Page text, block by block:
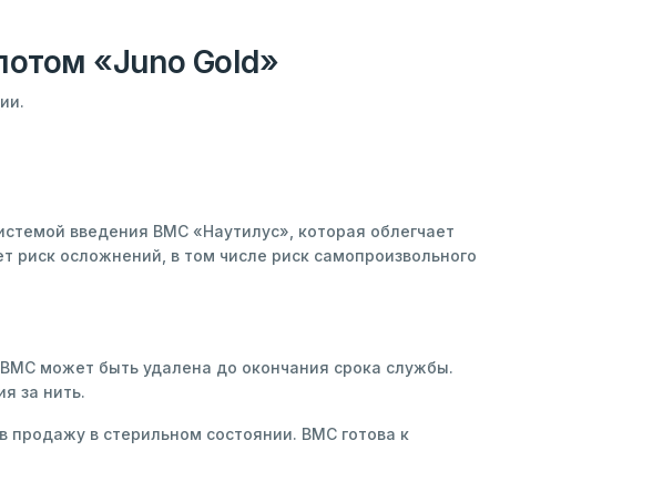
«Juno Gold»
введения ВМС «Наутилус», которая облегчает
осложнений, в том числе риск самопроизвольного
может быть удалена до окончания срока службы.
за нить.
продажу в стерильном состоянии. ВМС готова к